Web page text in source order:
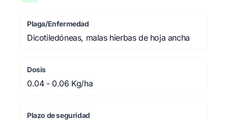
Plaga/Enfermedad
Dicotiledóneas, malas hierbas de hoja ancha
Dosis
0.04 - 0.06 Kg/ha
Plazo de seguridad